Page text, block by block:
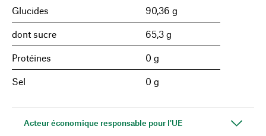
Glucides 90,36 g
dont sucre 65,3 g
Protéines 0 g
Sel 0 g
Acteur économique responsable pour l'UE